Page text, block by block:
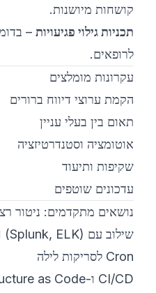
קושחות מיושנות.
תכניות גילוי פגיעויות –
לרופאים.
עקרונות מומלצים
הקמת ערוצי דיווח ברורים
תאום בין בעלי עניין
אוטומציה וסטנדרטיזציה
שקיפות ותיעוד
עדכונים שוטפים
נושאים מתקדמים: ניטור
שילוב עם SIEM (Splunk, ELK)
Cron לסריקות לילה
CI/CD ו-Infrastructure as Code